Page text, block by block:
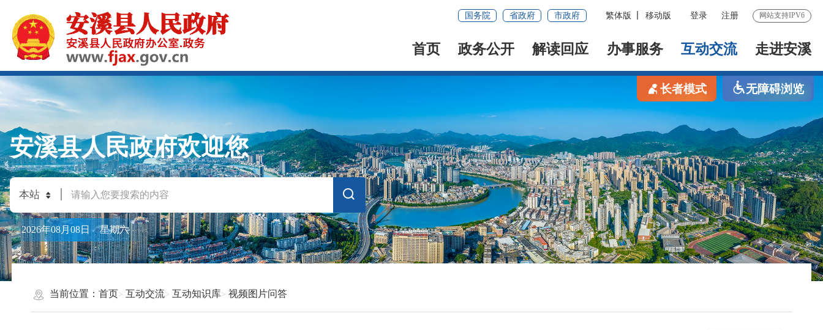
国务院 省政府 市政府 繁体版 移动版 登录 注册 网站支持IPV6
首页 政务公开 解读回应 办事服务 互动交流 走进安溪
长者模式 无障碍浏览
安溪县人民政府欢迎您
2026年08月08日 星期六
当前位置： 首页 互动交流 互动知识库 视频图片问答